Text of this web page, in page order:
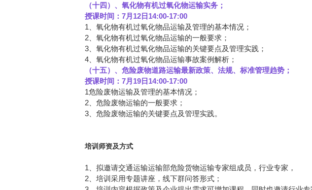
（十四）、氧化物有机过氧化物运输实务；
授课时间：7月12日14:00-17:00
1、氧化物有机过氧化物品运输及管理的基本情况；
2、氧化物有机过氧化物品运输的一般要求；
3、氧化物有机过氧化物品运输的关键要点及管理实践；
4、氧化物有机过氧化物品运输事故案例解析；
（十五）、危险废物道路运输最新政策、法规、标准管理趋势；
授课时间：7月19日14:00-17:00
1危险废物运输及管理的基本情况；
2、危险废物运输的一般要求；
3、危险废物运输的关键要点及管理实践。
培训师资及方式
1、拟邀请交通运输运输部危险货物运输专家组成员，行业专家，
2、培训采用专题讲座，线下群问答形式；